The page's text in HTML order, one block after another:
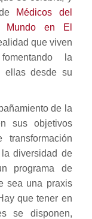
Médicos del
Mundo en El
que viven
la
ellas desde su
de la
sus objetivos
diversidad de
programa de
sea una praxis
que tener en
se disponen,